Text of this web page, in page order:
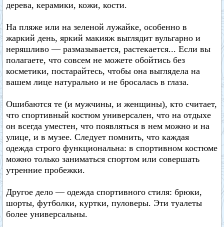
дерева, керамики, кожи, кости.
На пляже или на зеленой лужайке, особенно в
жаркий день, яркий макияж выглядит вульгарно и
неряшливо — размазывается, растекается... Если вы
полагаете, что совсем не можете обойтись без
косметики, постарайтесь, чтобы она выглядела на
вашем лице натурально и не бросалась в глаза.
Ошибаются те (и мужчины, и женщины), кто считает,
что спортивный костюм универсален, что на отдыхе
он всегда уместен, что появляться в нем можно и на
улице, и в музее. Следует помнить, что каждая
одежда строго функциональна: в спортивном костюме
можно только заниматься спортом или совершать
утренние пробежки.
Другое дело — одежда спортивного стиля: брюки,
шорты, футболки, куртки, пуловеры. Эти туалеты
более универсальны.